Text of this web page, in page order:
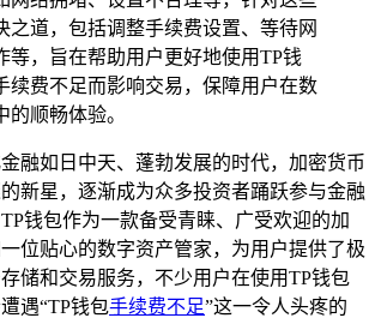
之道，包括调整手续费设置、等待网
等，旨在帮助用户更好地使用TP钱
续费不足而影响交易，保障用户在数
的顺畅体验。
融如日中天、蓬勃发展的时代，加密货币
新星，逐渐成为众多投资者踊跃参与金融
钱包作为一款备受青睐、广受欢迎的加
位贴心的数字资产管家，为用户提供了极
储和交易服务，不少用户在使用TP钱包
遇“TP钱包手续费不足”这一令人头疼的